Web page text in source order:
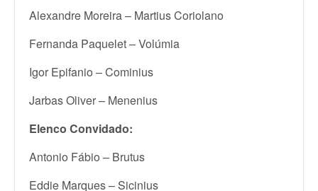
Alexandre Moreira – Martius Coriolano
Fernanda Paquelet – Volúmia
Igor Epifanio – Cominius
Jarbas Oliver – Menenius
Elenco Convidado:
Antonio Fábio – Brutus
Eddie Marques – Sicinius